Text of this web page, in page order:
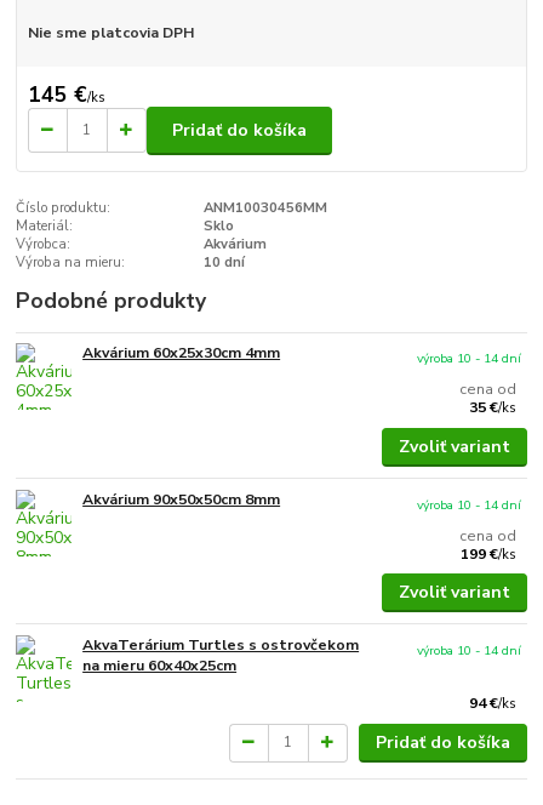
Nie sme platcovia DPH
145 €/ks
Pridať do košíka
Číslo produktu:
ANM10030456MM
Materiál:
Sklo
Výrobca:
Akvárium
Výroba na mieru:
10 dní
Podobné produkty
Akvárium 60x25x30cm 4mm
cena od
35 €/ks
výroba 10 - 14 dní
Zvoliť variant
Akvárium 90x50x50cm 8mm
cena od
199 €/ks
výroba 10 - 14 dní
Zvoliť variant
AkvaTerárium Turtles s ostrovčekom
na mieru 60x40x25cm
94 €/ks
výroba 10 - 14 dní
Pridať do košíka